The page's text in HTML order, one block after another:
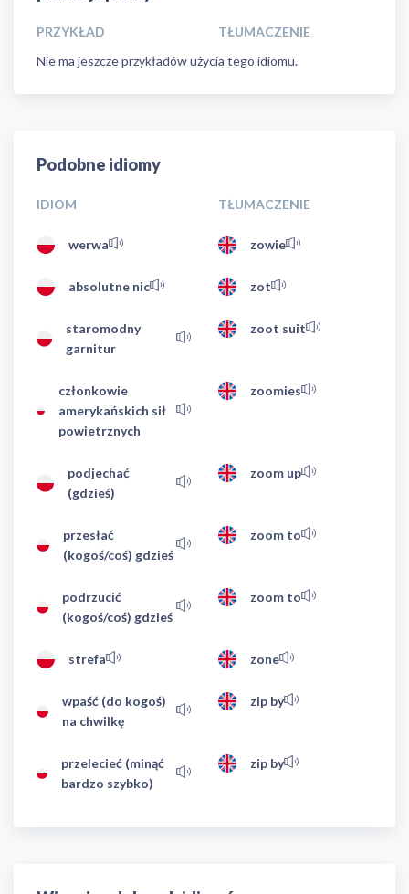
PRZYKŁAD
TŁUMACZENIE
Nie ma jeszcze przykładów użycia tego idiomu.
Podobne idiomy
IDIOM TŁUMACZENIE
werwa zowie
absolutne nic zot
staromodny
garnitur
zoot suit
członkowie
amerykańskich sił
powietrznych
zoomies
podjechać
(gdzieś)
zoom up
przesłać
(kogoś/coś) gdzieś
zoom to
podrzucić
(kogoś/coś) gdzieś
zoom to
strefa zone
wpaść (do kogoś)
na chwilkę
zip by
przelecieć (minąć
bardzo szybko)
zip by